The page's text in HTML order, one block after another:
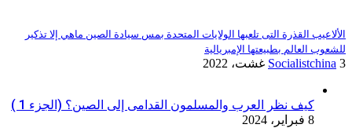
الألاعيب القذرة التى تلعبها الولايات المتحدة بمس سيادة الصين ماهي إلا تذكير
للشعوب العالم بطبيعتها الإمبريالية
Socialistchina 3 غشت، 2022
كيف نظر العرب والمسلمون القدامى إلى الصين؟ (الجزء 1 )
8 فبراير، 2024